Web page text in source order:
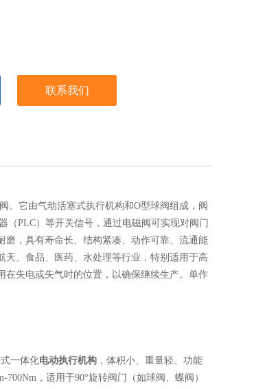
联系我们
。它由气动活塞式执行机构和O型球阀组成，阀
（PLC）等开关信号，通过电磁阀可实现对阀门
，具有寿命长、结构紧凑、动作可靠、流通能
、食品、医药、水处理等行业，特别适用于高
失电或失气时的位置，以确保继续生产。单作
一体化电动执行机构 ，体积小、重量轻、功能
700Nm，适用于90°旋转阀门（如球阀、蝶阀）